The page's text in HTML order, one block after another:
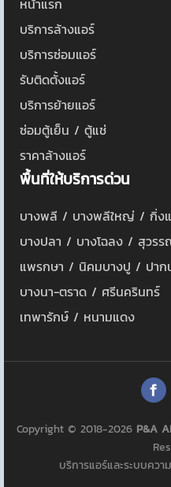
หน้าแรก
บริการล้างแอร์
บริการซ่อมแอร์
รับติดตั้งแอร์
บริการย้ายแอร์
ซ่อมตู้เย็น / ตู้แช่
ราคาล้างแอร์
พื้นที่ให้บริการด่วน
บางพลี / บางพลีใหญ่ / กิ่ง
บางปลา / บางโฉลง / สุวร
แพรกษา / นิคมบางปู / ปาก
บางนา-ตราด / ศรีนครินทร์
เทพารักษ์ / หนามแดง
Copyright © 2018-2026 P&A
บริการแอร์และระบบคว